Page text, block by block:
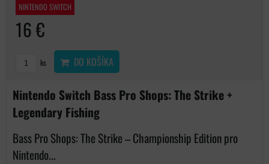
NINTENDO SWITCH
16 €
ks DO KOŠÍKA
Nintendo Switch Bass Pro Shops: The Strike +
Legendary Fishing
Bass Pro Shops: The Strike – Championship Edition pro
Nintendo...